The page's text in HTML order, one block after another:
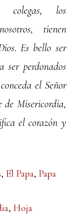
colegas, los
tienen
Es bello ser
ser perdonados
el Señor
Misericordia,
el corazón y
, El Papa, Papa
, Hoja